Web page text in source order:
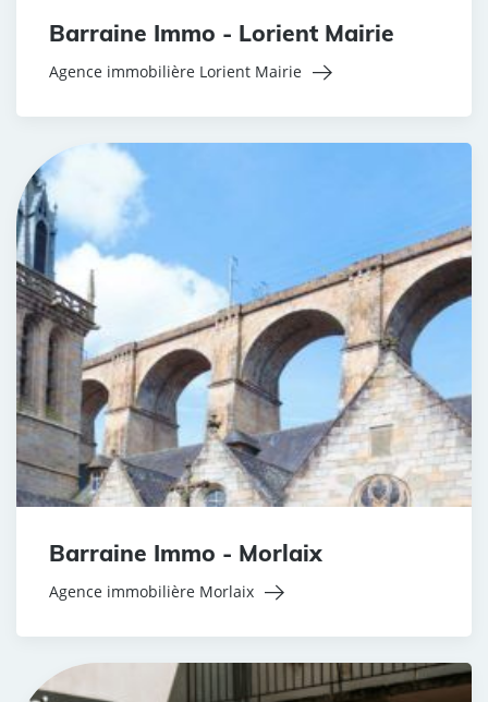
Barraine Immo - Lorient Mairie
Agence immobilière Lorient Mairie
Barraine Immo - Morlaix
Agence immobilière Morlaix